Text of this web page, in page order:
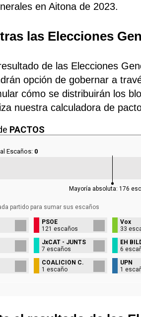
en Aitona de 2023.
las Elecciones
de las Elecciones
opción de gobernar a
cómo se distribuirán los
nuestra calculadora de
PACTOS
Escaños: 0
Mayoría absoluta:176
partido para sumar sus escaños
PSOE
121 escaños
Vox
33
JxCAT - JUNTS
7 escaños
EH
6
COALICIÓN C.
1 escaño
UPN
1